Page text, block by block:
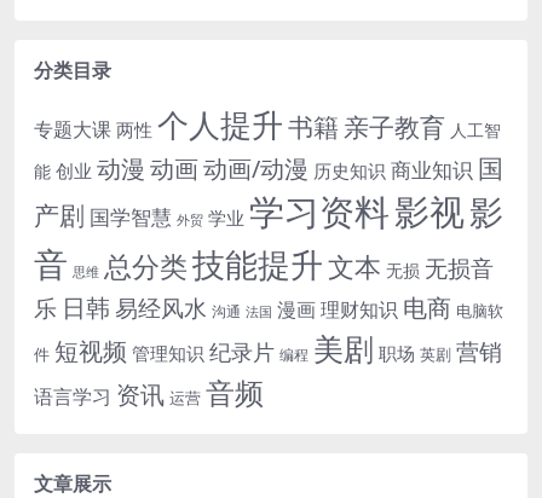
分类目录
专题大课 两性 个人提升书籍 亲子教育 人工智
能 创业 动漫 动画动画/动漫 历史知识 商业知识 国
产剧 国学智慧 外贸 学业 学习资料影视影
音 思维 总分类技能提升文本 无损 无损音
乐 日韩易经风水 沟通 法国 漫画理财知识 电商 电脑软
件 短视频 管理知识 纪录片 编程 美剧 职场 英剧 营销
语言学习 资讯 运营 音频
文章展示